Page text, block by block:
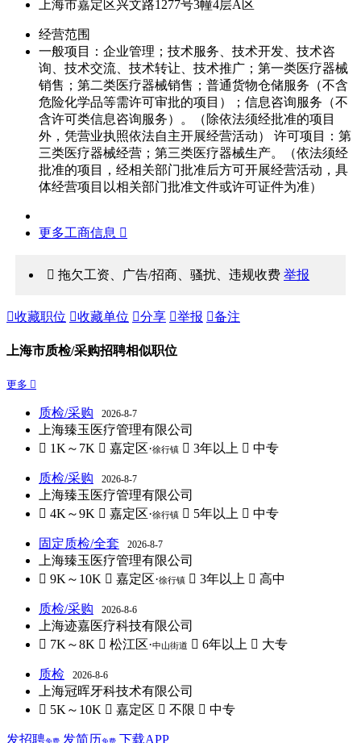
上海市嘉定区兴文路1277号3幢4层A区
经营范围
一般项目：企业管理；技术服务、技术开发、技术咨
询、技术交流、技术转让、技术推广；第一类医疗器械
销售；第二类医疗器械销售；普通货物仓储服务（不含
危险化学品等需许可审批的项目）；信息咨询服务（不
含许可类信息咨询服务）。（除依法须经批准的项目
外，凭营业执照依法自主开展经营活动） 许可项目：第
三类医疗器械经营；第三类医疗器械生产。（依法须经
批准的项目，经相关部门批准后方可开展经营活动，具
体经营项目以相关部门批准文件或许可证件为准）
更多工商信息 
 拖欠工资、广告/招商、骚扰、违规收费举报
收藏职位 收藏单位 分享 举报 备注
上海市质检/采购招聘相似职位
更多 
质检/采购 2026-8-7
上海臻玉医疗管理有限公司
 1K～7K  嘉定区·徐行镇  3年以上  中专
质检/采购 2026-8-7
上海臻玉医疗管理有限公司
 4K～9K  嘉定区·徐行镇  5年以上  中专
固定质检/全套 2026-8-7
上海臻玉医疗管理有限公司
 9K～10K  嘉定区·徐行镇  3年以上  高中
质检/采购 2026-8-6
上海迹嘉医疗科技有限公司
 7K～8K  松江区·中山街道  6年以上  大专
质检 2026-8-6
上海冠晖牙科技术有限公司
 5K～10K  嘉定区  不限  中专
发招聘 发简历
下载APP